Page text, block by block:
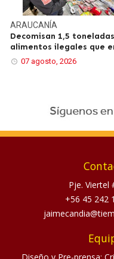
ARAUCANÍA
Decomisan 1,5
alimentos ilegales que
07 agosto, 2026
Pje. Viertel
+56 45 242